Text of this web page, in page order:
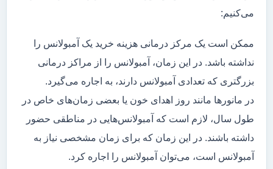
می‌کنیم:
ممکن است یک مرکز درمانی هزینه خرید یک آمبولانس را
نداشته باشد. در این زمان، آمبولانس را از مراکز درمانی
بزرگتری که تعدادی آمبولانس دارند، به اجاره می‌گیرد.
در مانور‌ها مانند روز اهدای خون یا بعضی زمان‌های خاص در
طول سال، لازم است که آمبولانس‌هایی در مناطقی حضور
داشته باشند. در این زمان که برای زمان مشخصی نیاز به
آمبولانس است، می‌توان آمبولانس را اجاره کرد.